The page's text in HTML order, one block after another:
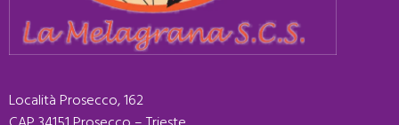
Località Prosecco, 162